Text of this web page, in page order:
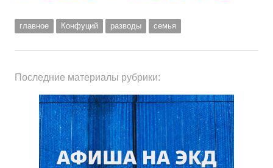
главное Конфуций разводы семья
Последние материалы рубрики: